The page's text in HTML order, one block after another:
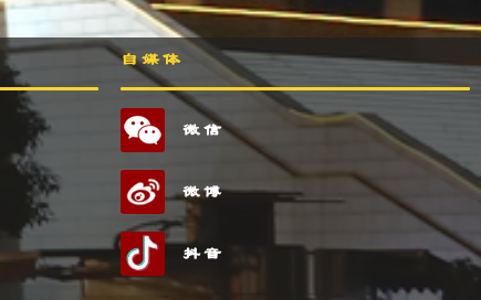
自媒体
微信
微博
抖音